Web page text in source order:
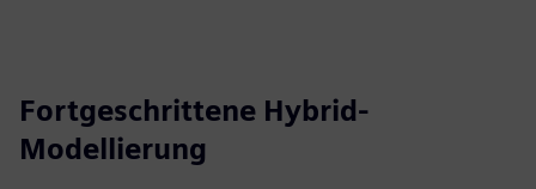
Fortgeschrittene Hybrid-
Modellierung